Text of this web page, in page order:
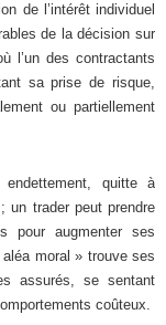
de l’intérêt individuel
de la décision sur
l’un des contractants
sa prise de risque,
ou partiellement
quitte à
un trader peut prendre
pour augmenter ses
moral » trouve ses
assurés, se sentant
coûteux.